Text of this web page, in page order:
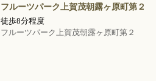
フルーツパーク上賀茂朝露ヶ原町第２
徒歩8分程度
フルーツパーク上賀茂朝露ヶ原町第２